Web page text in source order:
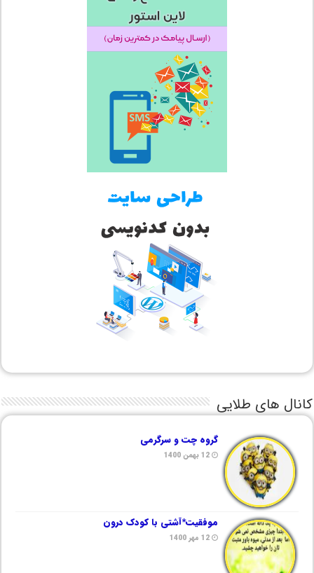
کانال های طلایی
گروه چت و سرگرمی
12 بهمن 1400
موفقیت*آشتی با کودک درون
12 مهر 1400